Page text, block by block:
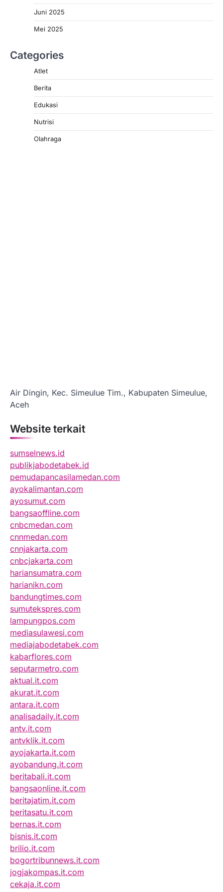
Juni 2025
Mei 2025
Categories
Atlet
Berita
Edukasi
Nutrisi
Olahraga
Air Dingin, Kec. Simeulue Tim., Kabupaten Simeulue,
Aceh
Website terkait
sumselnews.id
publikjabodetabek.id
pemudapancasilamedan.com
ayokalimantan.com
ayosumut.com
bangsaoffline.com
cnbcmedan.com
cnnmedan.com
cnnjakarta.com
cnbcjakarta.com
hariansumatra.com
harianikn.com
bandungtimes.com
sumutekspres.com
lampungpos.com
mediasulawesi.com
mediajabodetabek.com
kabarflores.com
seputarmetro.com
aktual.it.com
akurat.it.com
antara.it.com
analisadaily.it.com
antv.it.com
antvklik.it.com
ayojakarta.it.com
ayobandung.it.com
beritabali.it.com
bangsaonline.it.com
beritajatim.it.com
beritasatu.it.com
bernas.it.com
bisnis.it.com
brilio.it.com
bogortribunnews.it.com
jogjakompas.it.com
cekaja.it.com